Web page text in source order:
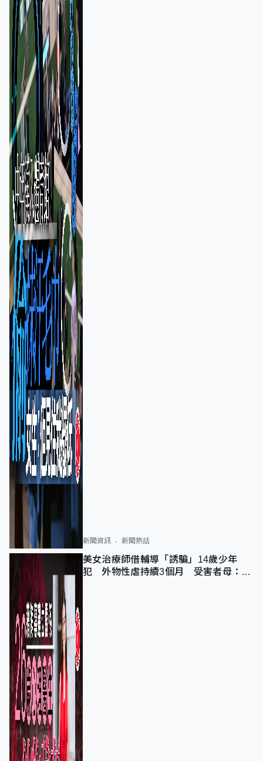
新聞資訊 新聞熱話
美女治療師借輔導「誘騙」14歲少年
犯 外物性虐持續3個月 受害者母：要